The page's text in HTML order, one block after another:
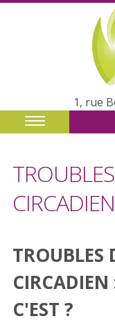
1, rue
CIRCADIEN
TROUBLES
CIRCADIEN
C'EST ?